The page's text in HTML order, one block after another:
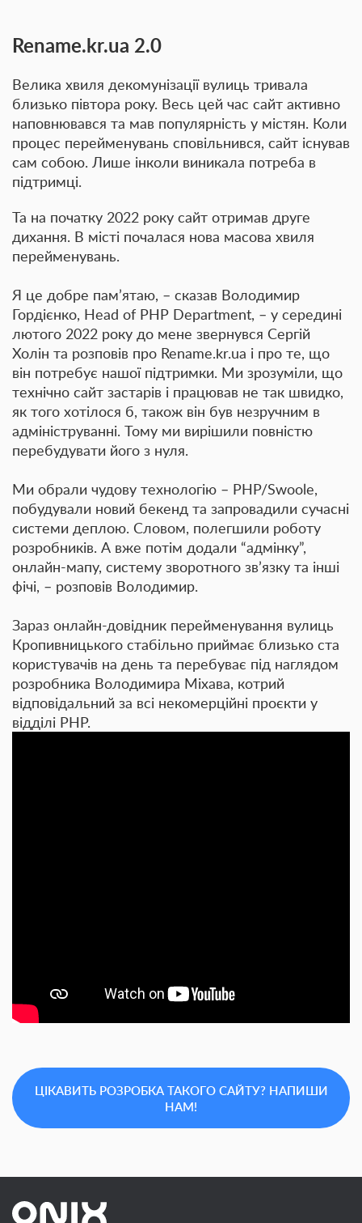
Rename.kr.ua 2.0
Велика хвиля декомунізації вулиць тривала
близько півтора року. Весь цей час сайт активно
наповнювався та мав популярність у містян. Коли
процес перейменувань сповільнився, сайт існував
сам собою. Лише інколи виникала потреба в
підтримці.
Та на початку 2022 року сайт отримав друге
дихання. В місті почалася нова масова хвиля
перейменувань.
Я це добре пам’ятаю, – сказав Володимир
Гордієнко, Head of PHP Department, – у середині
лютого 2022 року до мене звернувся Сергій
Холін та розповів про Rename.kr.ua і про те, що
він потребує нашої підтримки. Ми зрозуміли, що
технічно сайт застарів і працював не так швидко,
як того хотілося б, також він був незручним в
адмініструванні. Тому ми вирішили повністю
перебудувати його з нуля.
Ми обрали чудову технологію – PHP/Swoole,
побудували новий бекенд та запровадили сучасні
системи деплою. Словом, полегшили роботу
розробників. А вже потім додали “адмінку”,
онлайн-мапу, систему зворотного зв’язку та інші
фічі, – розповів Володимир.
Зараз онлайн-довідник перейменування вулиць
Кропивницького стабільно приймає близько ста
користувачів на день та перебуває під наглядом
розробника Володимира Міхава, котрий
відповідальний за всі некомерційні проєкти у
відділі PHP.
ЦІКАВИТЬ РОЗРОБКА ТАКОГО САЙТУ? НАПИШИ
НАМ!